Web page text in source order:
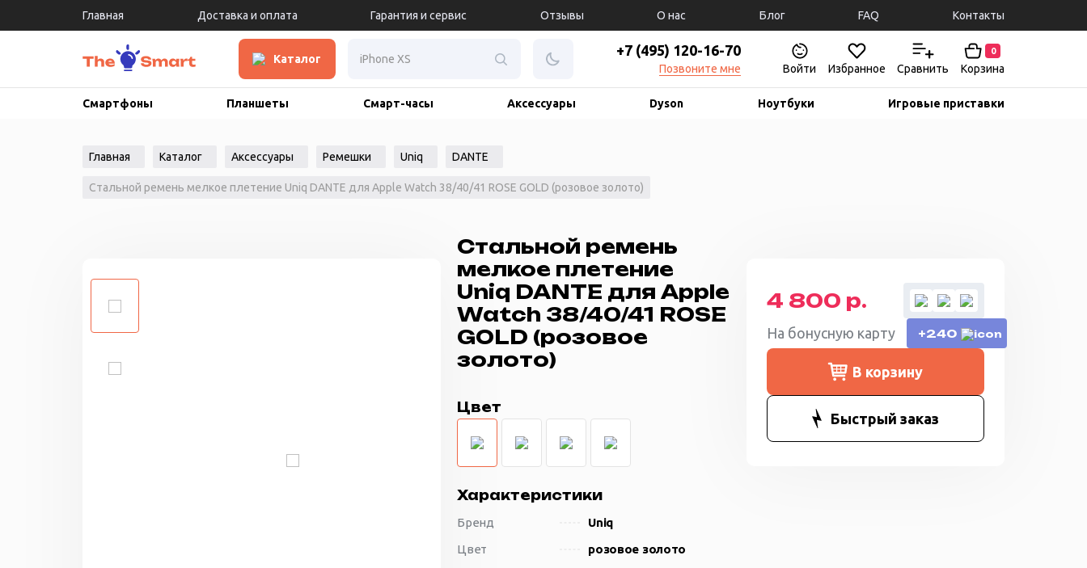
Главная Доставка и оплата Гарантия и сервис Отзывы О нас Блог FAQ Контакты
Каталог
+7 (495) 120-16-70
Позвоните мне Войти Избранное Сравнить
0
Корзина
Смартфоны Планшеты Смарт-часы Аксессуары Dyson Ноутбуки Игровые приставки
Главная Каталог Аксессуары Ремешки Uniq DANTE
Стальной ремень мелкое плетение Uniq DANTE для Apple Watch 38/40/41 ROSE GOLD (розовое золото)
Стальной ремень
мелкое плетение
Uniq DANTE для Apple
Watch 38/40/41 ROSE
GOLD (розовое
золото)
Цвет
Характеристики
Бренд
Uniq
Цвет
розовое золото
4 800 р.
На бонусную карту +240
В корзину
Быстрый заказ